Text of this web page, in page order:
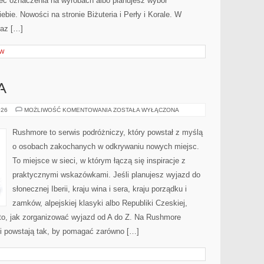
Nowości na stronie Biżuteria i Perły i Korale. W
[…]
MOŻLIWOŚĆ KOMENTOWANIA WIELKA
ZOSTAŁA WYŁĄCZONA
Rushmore to serwis podróżniczy, który powstał z myślą
o osobach zakochanych w odkrywaniu nowych miejsc.
To miejsce w sieci, w którym łączą się inspiracje z
praktycznymi wskazówkami. Jeśli planujesz wyjazd do
słonecznej Iberii, kraju wina i sera, kraju porządku i
zamków, alpejskiej klasyki albo Republiki Czeskiej,
jak zorganizować wyjazd od A do Z. Na Rushmore
powstają tak, by pomagać zarówno […]